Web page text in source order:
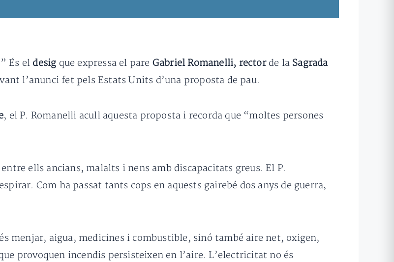
És el desig que expressa el pare Gabriel Romanelli, rector de la Sagrada
l’anunci fet pels Estats Units d’una proposta de pau.
, el P. Romanelli acull aquesta proposta i recorda que “moltes persones
ells ancians, malalts i nens amb discapacitats greus. El P.
Com ha passat tants cops en aquests gairebé dos anys de guerra,
menjar, aigua, medicines i combustible, sinó també aire net, oxigen,
provoquen incendis persisteixen en l’aire. L’electricitat no és